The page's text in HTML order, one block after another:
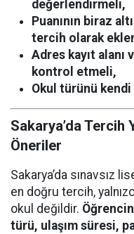
değerlendirmeli,
Puanının biraz
tercih olarak
Adres kayıt alanı
kontrol etmeli,
Okul türünü
Sakarya’da Tercih
Öneriler
Sakarya’da sınavsız
en doğru tercih,
okul değildir.
türü, ulaşım süresi,